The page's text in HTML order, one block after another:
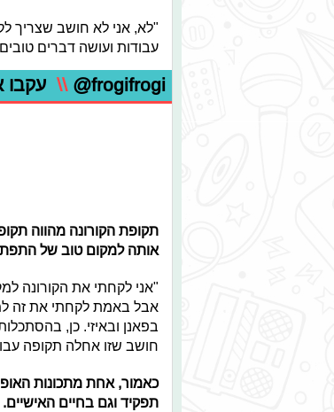
"לא, אני לא חושב שצריך
עבודות ועושה דברים
@frogifrogi
\\ עקבו
תקופת הקורונה מהווה
אותה למקום טוב של
"אני לקחתי את הקורונה
אבל באמת לקחתי את זה
בפאנן ובאיזי. כן,
חושב שזו אחלה תקופה
כאמור, אחת מתכונות
תפקיד וגם בחיים